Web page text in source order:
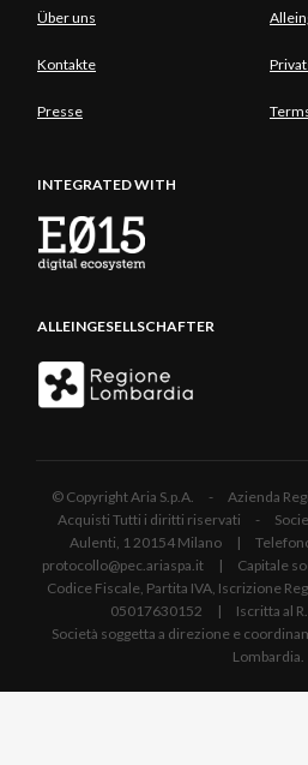
Über uns
Kontakte
Presse
INTEGRATED WITH
ALLEINGESELLSCHAFTER
© Copyright Aria S.p.A. - Azienda
Acquisti Tutti i diritti riservati -
Aulenti, 1 20154 Milano |
protocollo@pec.ariaspa.it | Capitale
Codice Fiscale, Partita IVA, Iscrizione
05017630152 | Iscritta al
Società soggetta a direzione e
Lombardia.